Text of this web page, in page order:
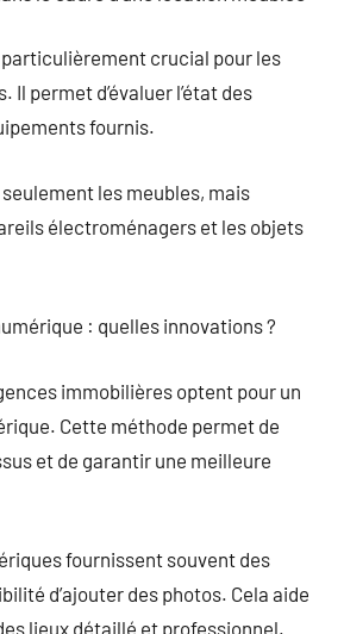
particulièrement crucial pour les
Il permet d’évaluer l’état des
fournis.
les meubles, mais
électroménagers et les objets
: quelles innovations ?
immobilières optent pour un
Cette méthode permet de
et de garantir une meilleure
fournissent souvent des
d’ajouter des photos. Cela aide
lieux détaillé et professionnel.